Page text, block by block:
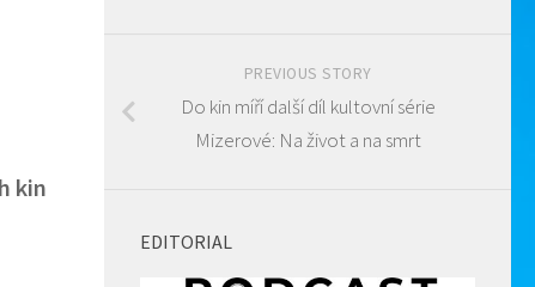
kin
PREVIOUS STORY
Do kin míří další díl kultovní série
Mizerové: Na život a na smrt
EDITORIAL